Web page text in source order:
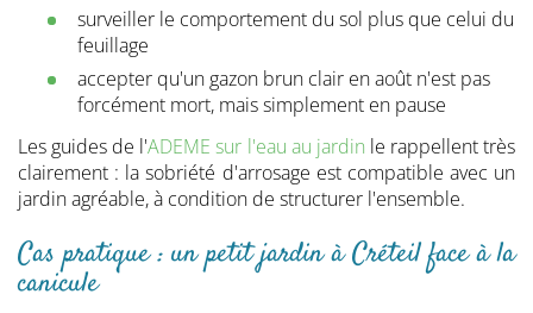
surveiller le comportement du sol plus que celui du
feuillage
accepter qu'un gazon brun clair en août n'est pas
forcément mort, mais simplement en pause
Les guides de l'ADEME sur l'eau au jardin le rappellent très
clairement : la sobriété d'arrosage est compatible avec un
jardin agréable, à condition de structurer l'ensemble.
Cas pratique : un petit jardin à Créteil face à la
canicule